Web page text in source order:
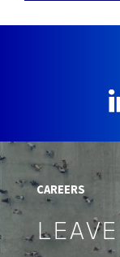
CAREERS